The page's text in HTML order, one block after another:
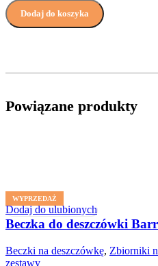
Dodaj do koszyka
Powiązane produkty
WYPRZEDAŻ
Dodaj do ulubionych
Beczka do deszczówki
Beczki na deszczówkę, Zbiorniki
zestawy